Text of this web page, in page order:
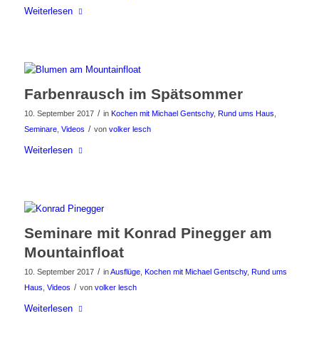
Weiterlesen
Farbenrausch im Spätsommer
10. September 2017 / in Kochen mit Michael Gentschy, Rund ums Haus
Seminare, Videos / von volker lesch
Weiterlesen
Seminare mit Konrad Pinegger am
Mountainfloat
10. September 2017 / inAusflüge, Kochen mit Michael Gentschy, Rund ums
Haus Videos / von volker lesch
Weiterlesen